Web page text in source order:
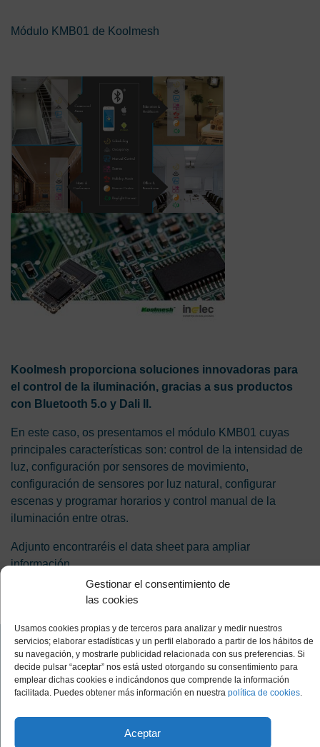
Gestionar el consentimiento de
las cookies
Usamos cookies propias y de terceros para analizar y medir nuestros
servicios; elaborar estadísticas y un perfil elaborado a partir de los hábitos de
su navegación, y mostrarle publicidad relacionada con sus preferencias. Si
decide pulsar “aceptar” nos está usted otorgando su consentimiento para
emplear dichas cookies e indicándonos que comprende la información
facilitada. Puedes obtener más información en nuestra política de cookies.
Aceptar
Módulo KMB01 de Koolmesh
Koolmesh proporciona soluciones innovadoras para
el control de la iluminación, gracias a sus productos
con Bluetooth 5.o y Dali II.
En este caso, os presentamos el módulo KMB01 cuyas
principales características son: control de la intensidad de
luz, configuración por sensores de movimiento,
configuración de sensores por luz natural, configurar
escenas y programar horarios y control manual de la
iluminación entre otras.
Adjunto encontraréis el data sheet para ampliar
información
Descargar PDF
Política de Privacidad
Política de Cookies
Política de Calidad
Política medio ambiental
Código Ético